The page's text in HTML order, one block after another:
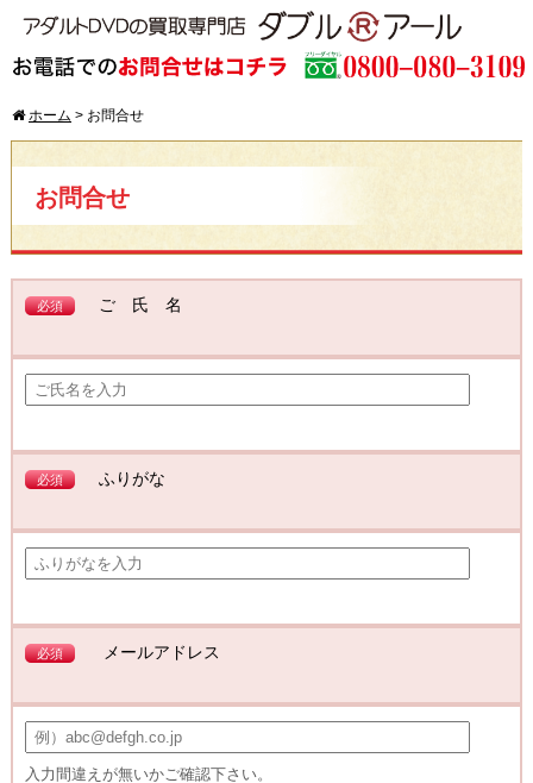
ホーム > お問合せ
お問合せ
必須 ご 氏 名
必須 ふりがな
必須 メールアドレス
入力間違えが無いかご確認下さい。